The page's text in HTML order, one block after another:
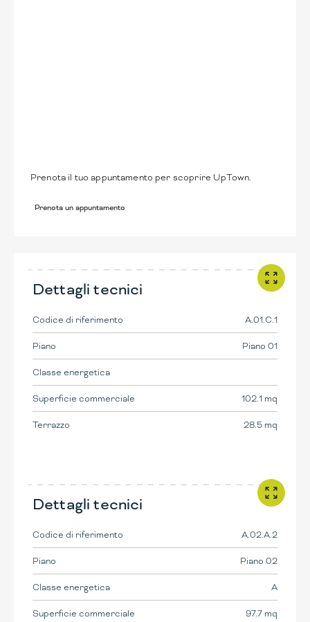
Prenota il tuo appuntamento per scoprire UpTown.
Prenota un appuntamento
Dettagli tecnici
Codice di riferimento A.01.C.1
Piano Piano 01
Classe energetica
Superficie commerciale 102.1 mq
Terrazzo 28.5 mq
Dettagli tecnici
Codice di riferimento A.02.A.2
Piano Piano 02
Classe energetica A
Superficie commerciale 97.7 mq